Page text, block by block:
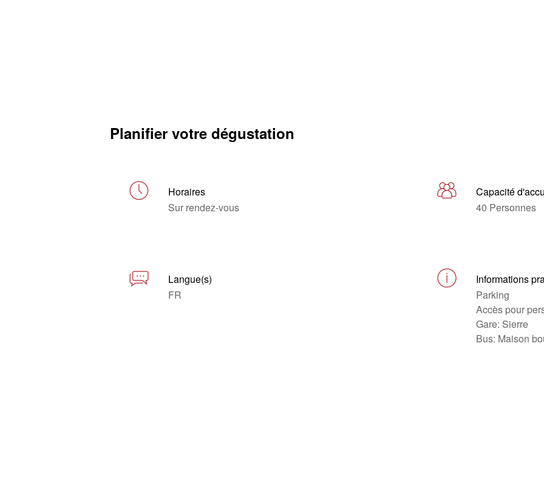
Planifier votre dégustation
Horaires
Sur rendez-vous
Capacité
40 Personnes
Langue(s)
FR
Informations
Parking
Accès pour
Gare: Sierre
Bus: Maison